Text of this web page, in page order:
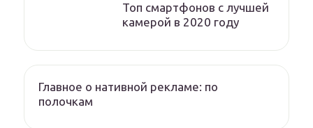
Топ смартфонов с лучшей
камерой в 2020 году
Главное о нативной рекламе: по
полочкам